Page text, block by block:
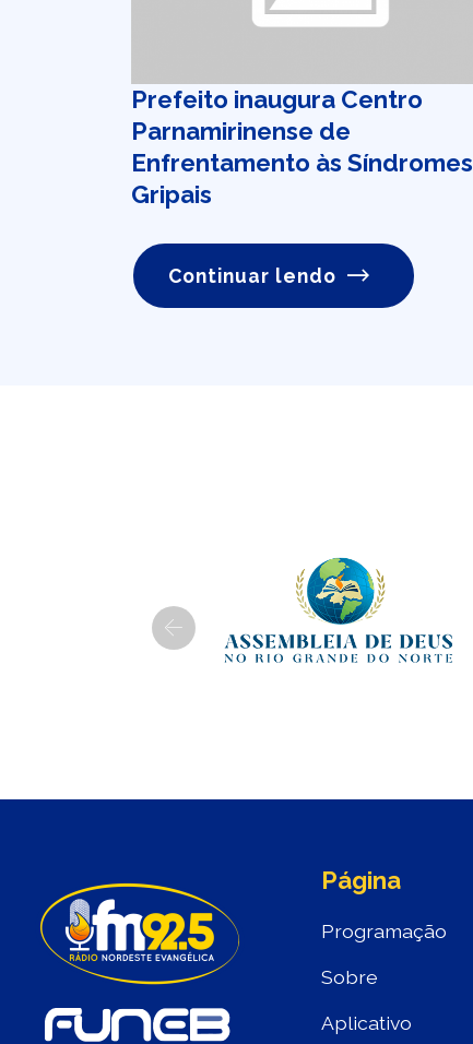
Prefeito inaugura Centro
Parnamirinense de
Enfrentamento às Síndromes
Gripais
Continuar lendo
Previous
Página
Programação
Sobre
Aplicativo